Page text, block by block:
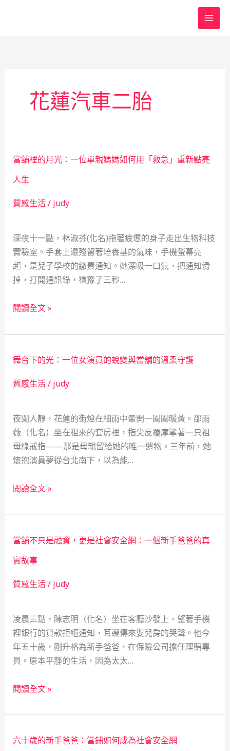
花蓮汽車二胎
當舖裡的月光：一位單親媽媽如何用「救急」重新點亮
人生
質感生活/ judy
深夜十一點，林淑芬(化名)拖著疲憊的身子走出生物科技
實驗室。手套上還殘留著培養基的氣味，手機螢幕亮
起，是兒子學校的繳費通知。她深吸一口氣，把通知滑
掉，打開通訊錄，猶豫了三秒…
當
裡
月
光：
一
單
親
媽
媽
何
「救
重
新
亮
生
閱讀全文 »
舞台下的光：一位女演員的蛻變與當舖的溫柔守護
質感生活/ judy
夜闌人靜，花蓮的街燈在細雨中暈開一圈圈暖黃。邵雨
薇（化名）坐在租來的套房裡，指尖反覆摩挲著一只祖
母綠戒指——那是母親留給她的唯一遺物。三年前，她
懷抱演員夢從台北南下，以為能…
舞
下
光：
一
女
員
的
蛻
變
與
舖
柔
閱讀全文 »
當舖不只是融資，更是社會安全網：一個新手爸爸的真
實故事
質感生活/ judy
凌晨三點，陳志明（化名）坐在客廳沙發上，望著手機
裡銀行的貸款拒絕通知，耳邊傳來嬰兒房的哭聲。他今
年五十歲，剛升格為新手爸爸，在保險公司擔任理賠專
員。原本平靜的生活，因為太太…
當
不
是
閱讀全文 »
六十歲的新手爸爸：當鋪如何成為社會安全網